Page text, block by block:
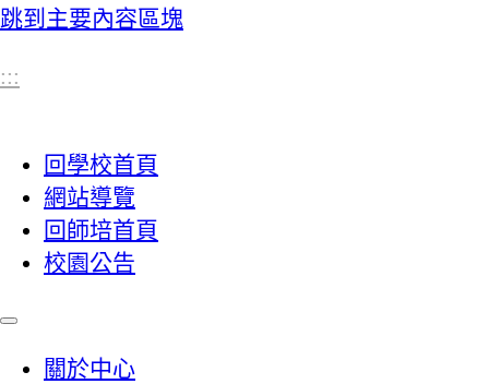
跳到主要內容區塊
:::
回學校首頁
網站導覽
回師培首頁
校園公告
關於中心